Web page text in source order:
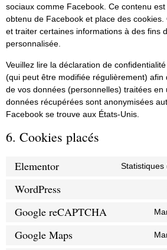
sociaux comme Facebook. Ce contenu
obtenu de Facebook et place des
et traiter certaines informations à des fins
personnalisée.
Veuillez lire la déclaration de
(qui peut être modifiée régulièrement) afin
de vos données (personnelles) traitées en
données récupérées sont anonymisées
Facebook se trouve aux États-Unis.
6. Cookies placés
Elementor Statistiques
WordPress
Google reCAPTCHA
Google Maps